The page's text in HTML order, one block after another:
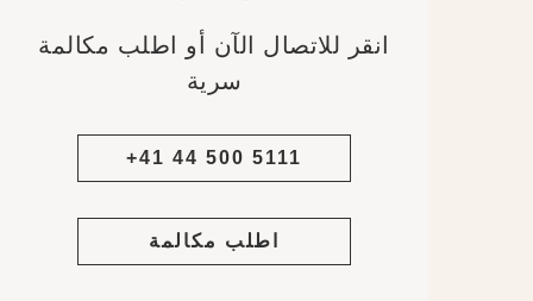
انقر للاتصال الآن أو اطلب مكالمة
سرية
+41 44 500 5111
اطلب مكالمة